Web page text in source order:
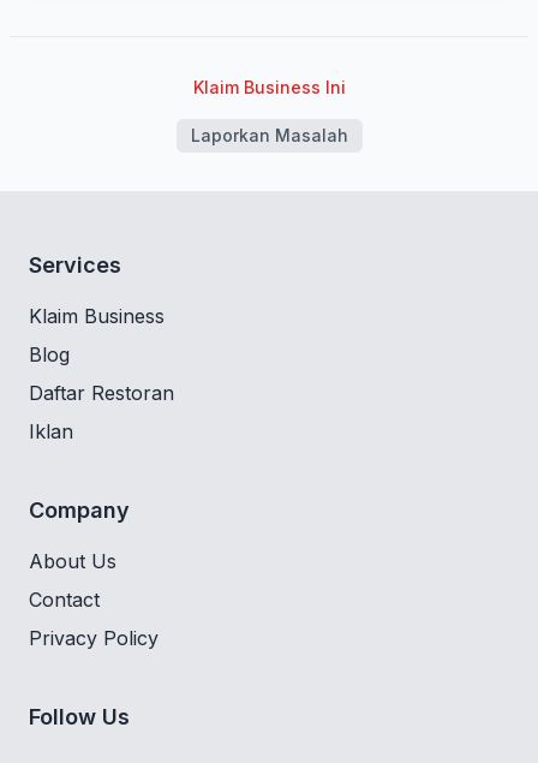
Klaim Business Ini
Laporkan Masalah
Services
Klaim Business
Blog
Daftar Restoran
Iklan
Company
About Us
Contact
Privacy Policy
Follow Us